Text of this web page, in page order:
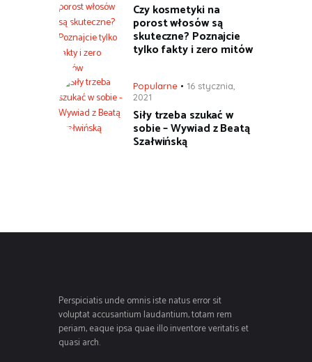
Czy kosmetyki na
porost włosów są
skuteczne? Poznajcie
tylko fakty i zero mitów
Popularne
16 stycznia,
2021
Siły trzeba szukać w
sobie – Wywiad z Beatą
Szałwińską
Perspiciatis unde omnis iste natus error sit
voluptat accusantium laudantium, totam rem
periam, eaque ipsa quae illo inventore veritatis et
quasi arch.